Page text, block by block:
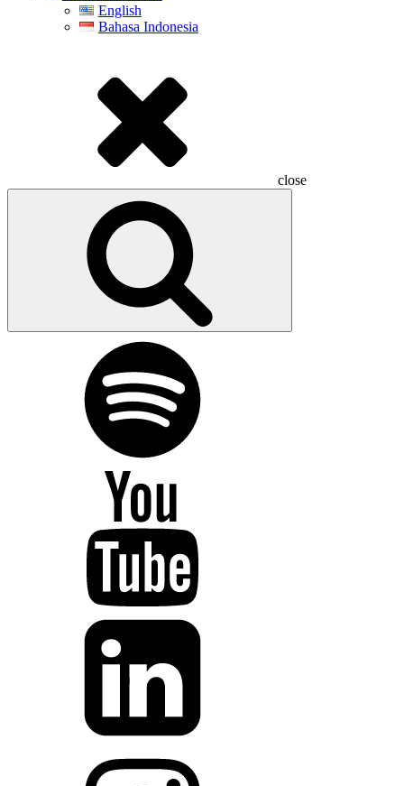
English
Bahasa Indonesia
close